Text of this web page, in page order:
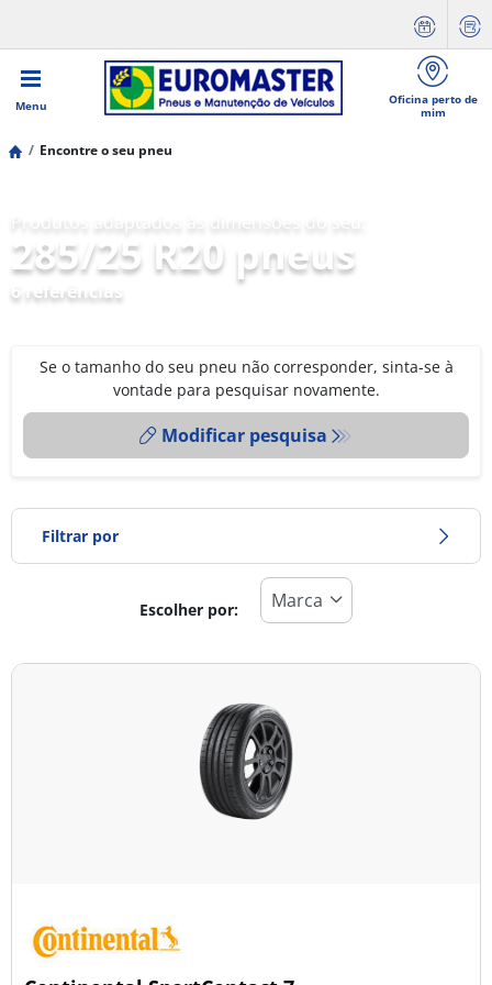
Menu
Oficina perto de
mim
Encontre o seu pneu
285/25 R20 pneus
6 referências
Se o tamanho do seu pneu não corresponder, sinta-se à
vontade para pesquisar novamente.
Modificar pesquisa
Filtrar por
Todos os tipos (6)
Todas as estações (0)
Ligeiro (6)
Escolher por: